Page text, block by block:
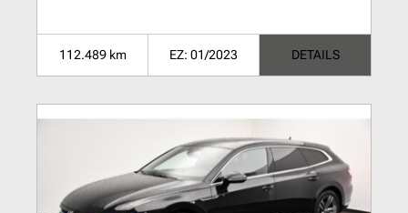
112.489 km EZ: 01/2023 DETAILS